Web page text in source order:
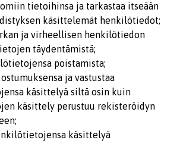
omiin tietoihinsa ja tarkastaa itseään
käsittelemät henkilötiedot;
ja virheellisen henkilötiedon
täydentämistä;
poistamista;
ja vastustaa
käsittelyä siltä osin kuin
käsittely perustuu rekisteröidyn
käsittelyä